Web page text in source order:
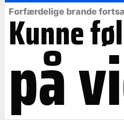
Forfærdelige brande
Kunne
på